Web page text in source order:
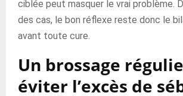
ciblée peut masquer le vrai problème.
des cas, le bon réflexe reste donc le
avant toute cure.
Un brossage
éviter l’excès de